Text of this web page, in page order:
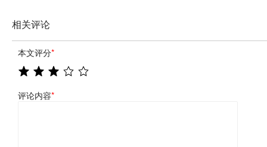
相关评论
本文评分*
评论内容*